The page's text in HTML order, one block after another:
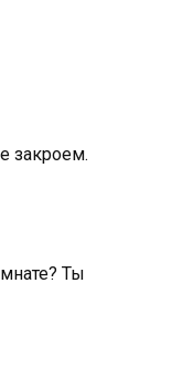
закроем.
Ты